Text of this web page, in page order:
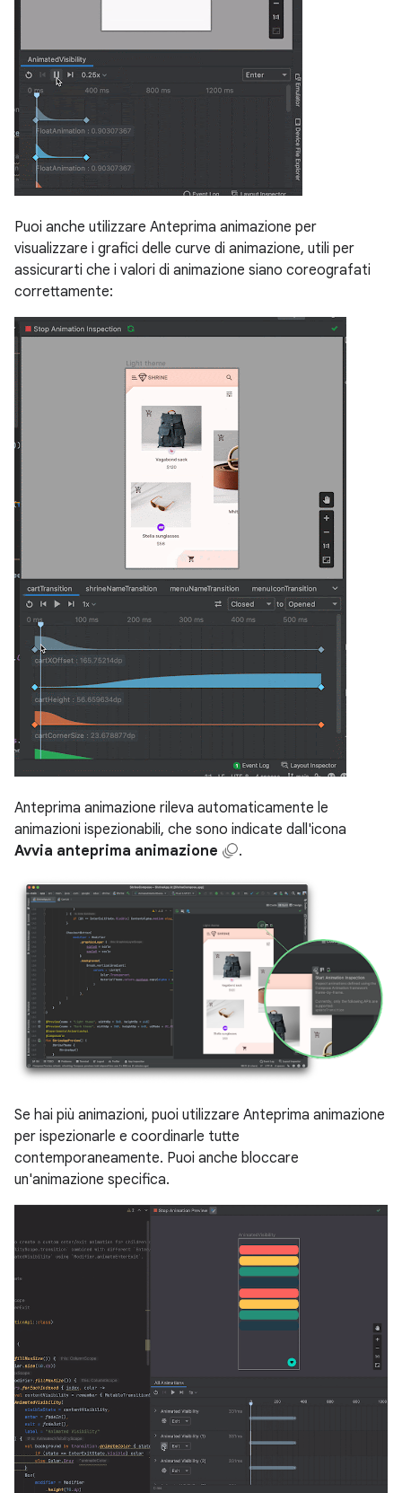
Puoi anche utilizzare Anteprima animazione per
visualizzare i grafici delle curve di animazione, utili per
assicurarti che i valori di animazione siano coreografati
correttamente:
Anteprima animazione rileva automaticamente le
animazioni ispezionabili, che sono indicate dall'icona
Avvia anteprima animazione
.
Se hai più animazioni, puoi utilizzare Anteprima animazione
per ispezionarle e coordinarle tutte
contemporaneamente. Puoi anche bloccare
un'animazione specifica.